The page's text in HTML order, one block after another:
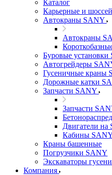
Каталог
Карьерные и
Автокраны SANY
Автокраны
Буровые установки
Автогрейдеры
Гусеничные краны
Дорожные катки
Запчасти SANY
Запчасти
Двигатели на
Кабины
Краны башенные
Погрузчики SANY
Экскаваторы
Компания